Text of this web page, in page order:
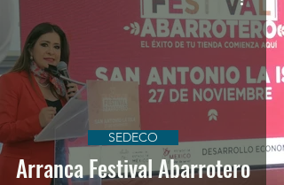
Arranca Festival Abarrotero
SEDECO